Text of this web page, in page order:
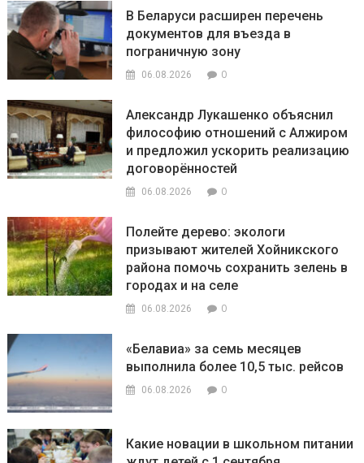
В Беларуси расширен перечень
документов для въезда в
пограничную зону
06.08.2026 0
Александр Лукашенко объяснил
философию отношений с Алжиром
и предложил ускорить реализацию
договорённостей
06.08.2026 0
Полейте дерево: экологи
призывают жителей Хойникского
района помочь сохранить зелень в
городах и на селе
06.08.2026 0
«Белавиа» за семь месяцев
выполнила более 10,5 тыс. рейсов
06.08.2026 0
Какие новации в школьном питании